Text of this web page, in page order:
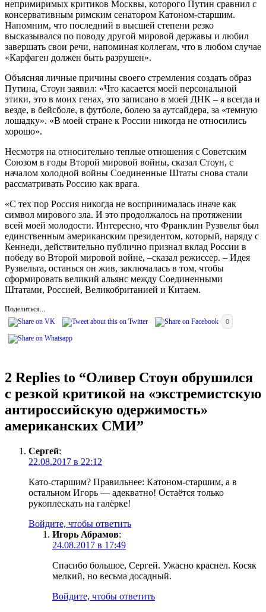
непримиримых критиков Москвы, которого Путин сравнил с
консервативным римским сенатором Катоном-старшим.
Напомним, что последний в высшей степени резко
высказывался по поводу другой мировой державы и любил
завершать свои речи, напоминая коллегам, что в любом случае
«Карфаген должен быть разрушен».
Объясняя личные причины своего стремления создать образ
Путина, Стоун заявил: «Что касается моей персональной
этики, это в моих генах, это записано в моей ДНК – я всегда и
везде, в бейсболе, в футболе, болею за аутсайдера, за «темную
лошадку». «В моей стране к России никогда не относились
хорошо».
Несмотря на относительно теплые отношения с Советским
Союзом в годы Второй мировой войны, сказал Стоун, с
началом холодной войны Соединенные Штаты снова стали
рассматривать Россию как врага.
«С тех пор Россия никогда не воспринималась иначе как
символ мирового зла. И это продолжалось на протяжении
всей моей молодости. Интересно, что Франклин Рузвельт был
единственным американским президентом, который, наряду с
Кеннеди, действительно публично признал вклад России в
победу во Второй мировой войне, –сказал режиссер. – Идея
Рузвельта, останься он жив, заключалась в том, чтобы
сформировать великий альянс между Соединенными
Штатами, Россией, Великобританией и Китаем.
Поделиться...
0
2 Replies to “Оливер Стоун обрушился
с резкой критикой на «экстремистскую
антироссийскую одержимость»
американских СМИ”
Сергей:
22.08.2017 в 22:12
Като-старшим? Правильнее: Катоном-старшим, а в
остальном Игорь — адекватно! Остаётся только
рукоплескать на галёрке!
Войдите, чтобы ответить
Игорь Абрамов:
24.08.2017 в 17:49
Спасибо большое, Сергей. Ужасно краснел. Косяк
мелкий, но весьма досадный.
Войдите, чтобы ответить